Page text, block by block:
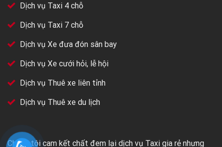
Dịch vụ Taxi 4 chỗ
Dịch vụ Taxi 7 chỗ
Dịch vụ Xe đưa đón sân bay
Dịch vụ Xe cưới hỏi, lễ hội
Dịch vụ Thuê xe liên tỉnh
Dịch vụ Thuê xe du lịch
Chúng tôi cam kết chất đem lại dịch vụ Taxi gia rẻ nhưng